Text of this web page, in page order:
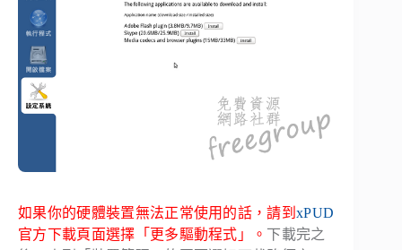
如果你的硬體裝置無法正常使用的話，請到xPUD
官方下載頁面選擇「更多驅動程式」。 下載完之